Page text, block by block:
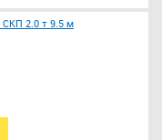
СКП 2.0 т 9.5 м